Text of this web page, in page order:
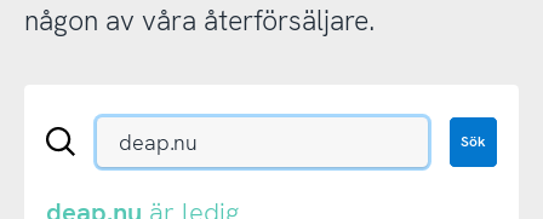
någon av våra återförsäljare.
Sök
eller
Sök